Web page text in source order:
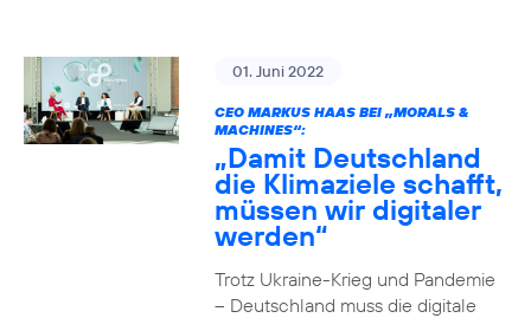
01. Juni 2022
CEO MARKUS HAAS BEI „MORALS &
MACHINES“:
„Damit Deutschland
die Klimaziele schafft,
müssen wir digitaler
werden“
Trotz Ukraine-Krieg und Pandemie
– Deutschland muss die digitale